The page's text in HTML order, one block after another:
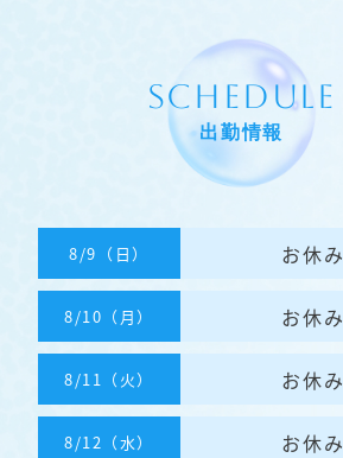
SCHEDULE
出勤情報
8/9（日） お休み
8/10（月） お休み
8/11（火） お休み
8/12（水） お休み